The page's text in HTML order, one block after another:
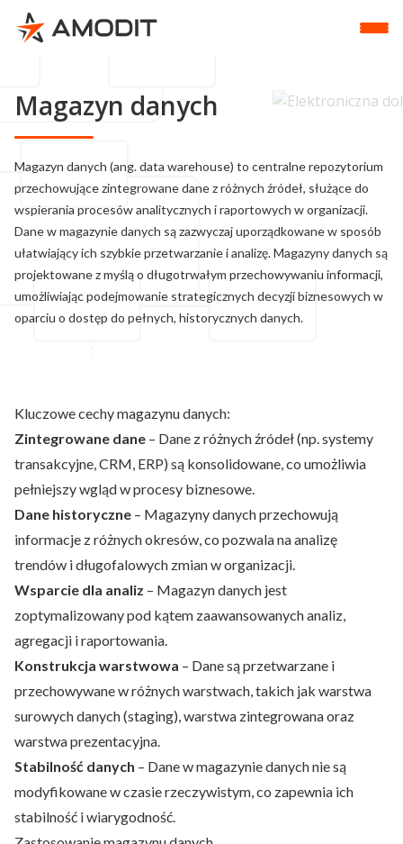
Magazyn danych
Magazyn danych (ang. data warehouse) to centralne repozytorium
przechowujące zintegrowane dane z różnych źródeł, służące do
wspierania procesów analitycznych i raportowych w organizacji.
Dane w magazynie danych są zazwyczaj uporządkowane w sposób
ułatwiający ich szybkie przetwarzanie i analizę. Magazyny danych są
projektowane z myślą o długotrwałym przechowywaniu informacji,
umożliwiając podejmowanie strategicznych decyzji biznesowych w
oparciu o dostęp do pełnych, historycznych danych.
Kluczowe cechy magazynu danych:
Zintegrowane dane – Dane z różnych źródeł (np. systemy
transakcyjne, CRM, ERP) są konsolidowane, co umożliwia
pełniejszy wgląd w procesy biznesowe.
Dane historyczne – Magazyny danych przechowują
informacje z różnych okresów, co pozwala na analizę
trendów i długofalowych zmian w organizacji.
Wsparcie dla analiz – Magazyn danych jest
zoptymalizowany pod kątem zaawansowanych analiz,
agregacji i raportowania.
Konstrukcja warstwowa – Dane są przetwarzane i
przechowywane w różnych warstwach, takich jak warstwa
surowych danych (staging), warstwa zintegrowana oraz
warstwa prezentacyjna.
Stabilność danych – Dane w magazynie danych nie są
modyfikowane w czasie rzeczywistym, co zapewnia ich
stabilność i wiarygodność.